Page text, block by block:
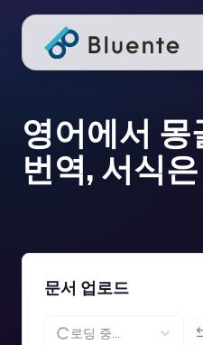
영어에서 몽
번역, 서식
문서 업로드
로딩 중...